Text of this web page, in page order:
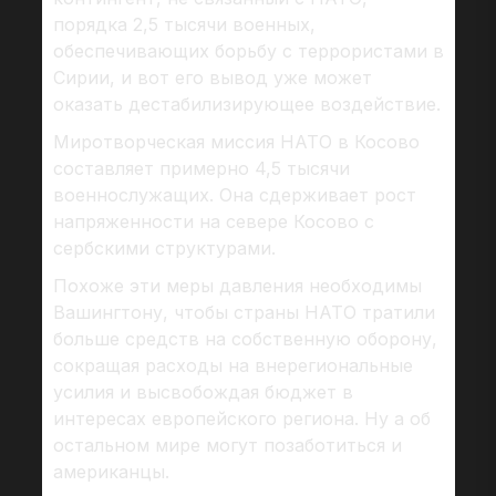
порядка 2,5 тысячи военных,
обеспечивающих борьбу с террористами в
Сирии, и вот его вывод уже может
оказать дестабилизирующее воздействие.
Миротворческая миссия НАТО в Косово
составляет примерно 4,5 тысячи
военнослужащих. Она сдерживает рост
напряженности на севере Косово с
сербскими структурами.
Похоже эти меры давления необходимы
Вашингтону, чтобы страны НАТО тратили
больше средств на собственную оборону,
сокращая расходы на внерегиональные
усилия и высвобождая бюджет в
интересах европейского региона. Ну а об
остальном мире могут позаботиться и
американцы.